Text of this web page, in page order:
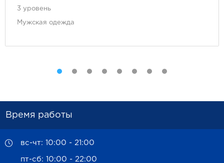
3 уровень
Мужская одежда
Время работы
вс-чт: 10:00 - 21:00
пт-сб: 10:00 - 22:00